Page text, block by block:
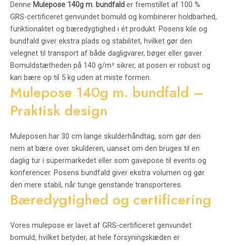
Denne Mulepose 140g m. bundfald er fremstillet af 100 %
GRS-certificeret genvundet bomuld og kombinerer holdbarhed,
funktionalitet og bæredygtighed i ét produkt. Posens kile og
bundfald giver ekstra plads og stabilitet, hvilket gør den
velegnet til transport af både dagligvarer, bøger eller gaver.
Bomuldstætheden på 140 g/m² sikrer, at posen er robust og
kan bære op til 5 kg uden at miste formen.
Mulepose 140g m. bundfald –
Praktisk design
Muleposen har 30 cm lange skulderhåndtag, som gør den
nem at bære over skulderen, uanset om den bruges til en
daglig tur i supermarkedet eller som gavepose til events og
konferencer. Posens bundfald giver ekstra volumen og gør
den mere stabil, når tunge genstande transporteres.
Bæredygtighed og certificering
Vores mulepose er lavet af GRS-certificeret genvundet
bomuld, hvilket betyder, at hele forsyningskæden er